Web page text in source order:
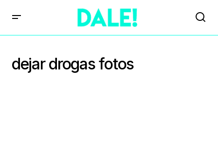
dejar drogas fotos